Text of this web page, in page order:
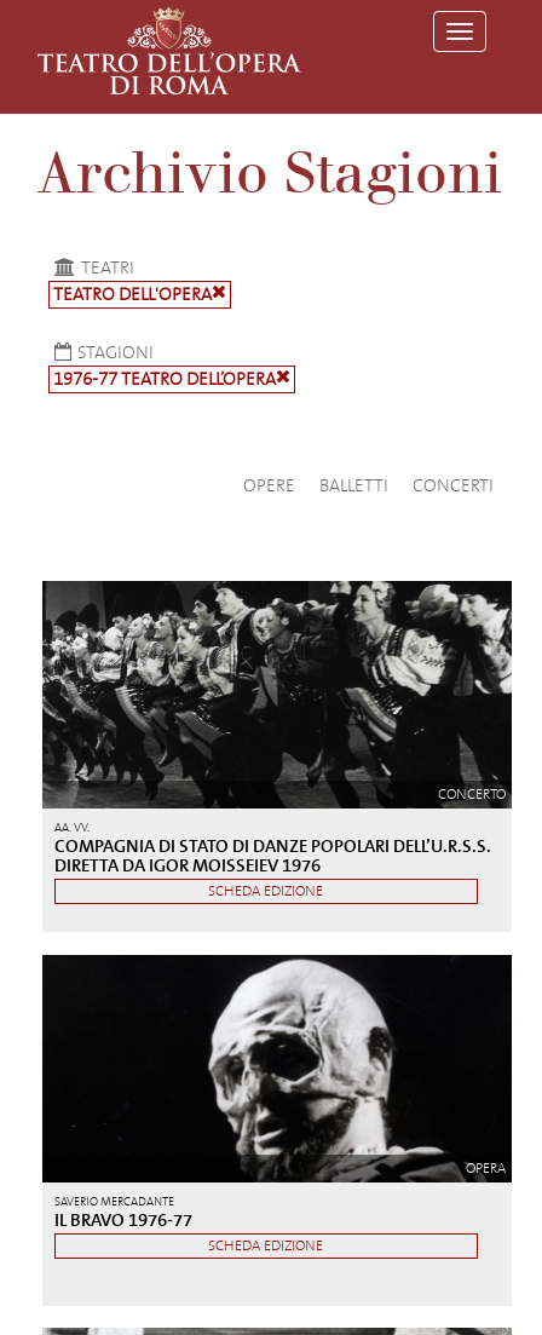
T
o
l
a
v
Archivio Stagioni
TEATRI
TEATRO DELL'OPERA
STAGIONI
1976-77 TEATRO DELL’OPERA
OPERE BALLETTI CONCERTI
CONCERTO
AA. VV.
COMPAGNIA DI STATO DI DANZE POPOLARI DELL’U.R.S.S.
DIRETTA DA IGOR MOISSEIEV 1976
SCHEDA EDIZIONE
OPERA
SAVERIO MERCADANTE
IL BRAVO 1976-77
SCHEDA EDIZIONE